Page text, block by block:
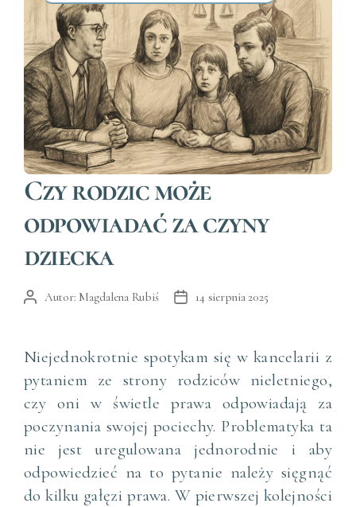
Kategorie
Czy rodzic może
odpowiadać za czyny
dziecka
AutorAutor: Magdalena Rubiś
Data14 sierpnia 2025
Niejednokrotnie spotykam się w kancelarii z
pytaniem ze strony rodziców nieletniego,
czy oni w świetle prawa odpowiadają za
poczynania swojej pociechy. Problematyka ta
nie jest uregulowana jednorodnie i aby
odpowiedzieć na to pytanie należy sięgnąć
do kilku gałęzi prawa. W pierwszej kolejności